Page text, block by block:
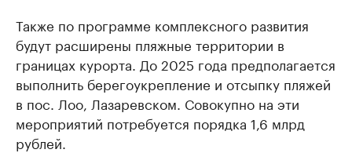
Также по программе комплексного развития
будут расширены пляжные территории в
границах курорта. До 2025 года предполагается
выполнить берегоукрепление и отсыпку пляжей
в пос. Лоо, Лазаревском. Совокупно на эти
мероприятий потребуется порядка 1,6 млрд
рублей.